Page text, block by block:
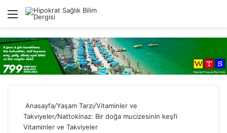
Menü
Anasayfa/Yaşam Tarzı/Vitaminler ve
Takviyeler/Nattokinaz: Bir doğa mucizesinin keşfi
Vitaminler ve Takviyeler